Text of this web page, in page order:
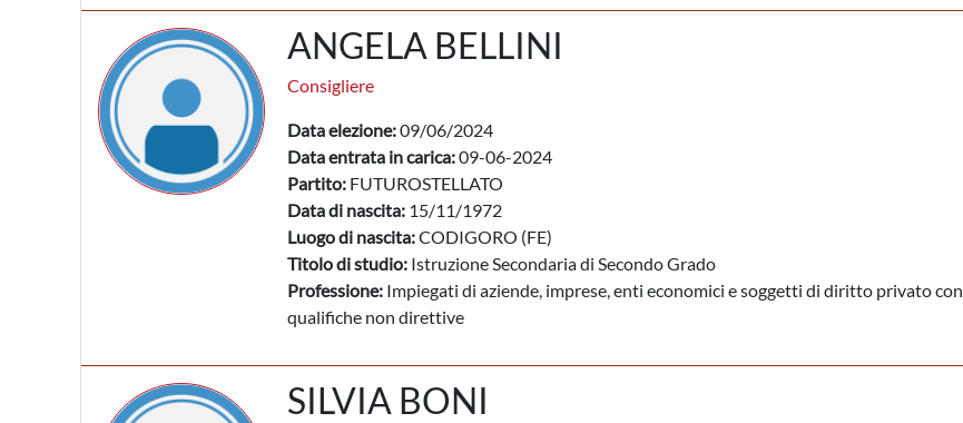
ANGELA BELLINI
Consigliere
Data elezione:09/06/2024
Data entrata in carica:09-06-2024
Partito: FUTUROSTELLATO
Data di nascita: 15/11/1972
Luogo di nascita:CODIGORO (FE)
Titolo di studio: Istruzione Secondaria di Secondo Grado
Professione: Impiegati di aziende, imprese, enti economici e soggetti di diritto privato con
qualifiche non direttive
SILVIA BONI